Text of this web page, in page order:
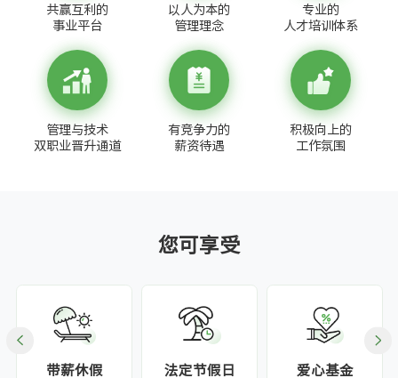
共赢互利的
事业平台
以人为本的
管理理念
专业的
人才培训体系
管理与技术
双职业晋升通道
有竞争力的
薪资待遇
积极向上的
工作氛围
您可享受
带薪休假 法定节假日 爱心基金